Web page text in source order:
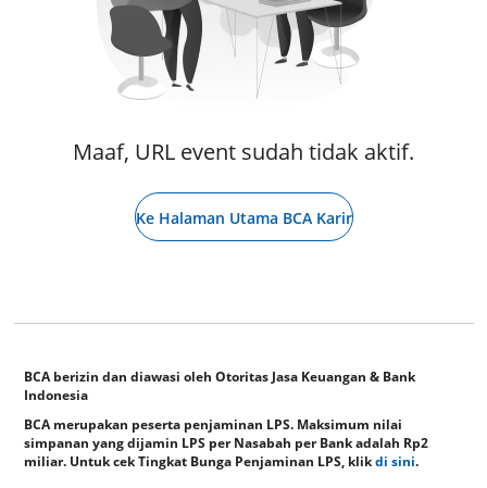
Maaf, URL event sudah tidak aktif.
Ke Halaman Utama BCA Karir
BCA berizin dan diawasi oleh Otoritas Jasa Keuangan & Bank
Indonesia
BCA merupakan peserta penjaminan LPS. Maksimum nilai
simpanan yang dijamin LPS per Nasabah per Bank adalah Rp2
miliar. Untuk cek Tingkat Bunga Penjaminan LPS, klikdi sini.